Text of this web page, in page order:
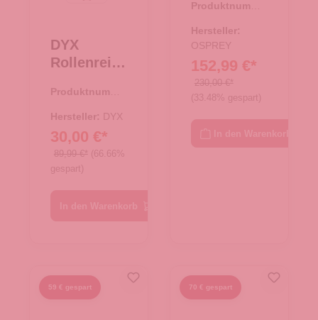
DYX
Rollenreise
50cm
Cabin Size
grau
Produktnumme
Hersteller: DYX
30,00 €*
89,99 €* (66.66%
gespart)
Rollen
Rolling
Transporte
r Carry-On
Black
Produktnumme
Hersteller:
OSPREY
152,99 €*
230,00 €*
(33.48% gespart)
59 € gespart 70 € gespart